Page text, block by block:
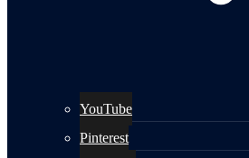
YouTube
Pinterest